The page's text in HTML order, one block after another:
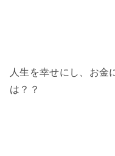
人生を幸せにし、お金
は？？